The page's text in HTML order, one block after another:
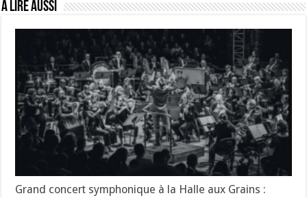
A lire aussi
Grand concert symphonique à la Halle aux Grains :